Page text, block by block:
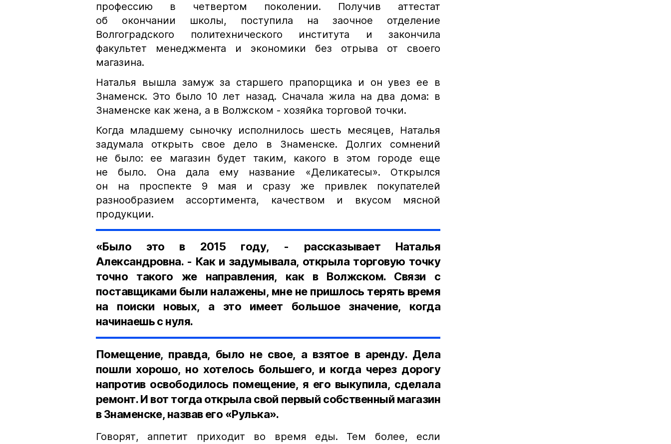
профессию в четвертом поколении. Получив аттестат
об окончании школы, поступила на заочное отделение
Волгоградского политехнического института и закончила
факультет менеджмента и экономики без отрыва от своего
магазина.
Наталья вышла замуж за старшего прапорщика и он увез ее в
Знаменск. Это было 10 лет назад. Сначала жила на два дома: в
Знаменске как жена, а в Волжском - хозяйка торговой точки.
Когда младшему сыночку исполнилось шесть месяцев, Наталья
задумала открыть свое дело в Знаменске. Долгих сомнений
не было: ее магазин будет таким, какого в этом городе еще
не было. Она дала ему название «Деликатесы». Открылся
он на проспекте 9 мая и сразу же привлек покупателей
разнообразием ассортимента, качеством и вкусом мясной
продукции.
«Было это в 2015 году, - рассказывает Наталья
Александровна. - Как и задумывала, открыла торговую точку
точно такого же направления, как в Волжском. Связи с
поставщиками были налажены, мне не пришлось терять время
на поиски новых, а это имеет большое значение, когда
начинаешь с нуля.
Помещение, правда, было не свое, а взятое в аренду. Дела
пошли хорошо, но хотелось большего, и когда через дорогу
напротив освободилось помещение, я его выкупила, сделала
ремонт. И вот тогда открыла свой первый собственный магазин
в Знаменске, назвав его «Рулька».
Говорят, аппетит приходит во время еды. Тем более, если